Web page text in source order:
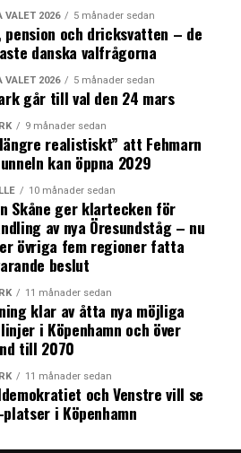
VALET 2026 5 månader sedan
pension och dricksvatten – de
danska valfrågorna
VALET 2026 5 månader sedan
går till val den 24 mars
9 månader sedan
realistiskt” att Fehmarn
kan öppna 2029
10 månader sedan
Skåne ger klartecken för
av nya Öresundståg – nu
övriga fem regioner fatta
beslut
11 månader sedan
klar av åtta nya möjliga
i Köpenhamn och över
till 2070
11 månader sedan
och Venstre vill se
i Köpenhamn